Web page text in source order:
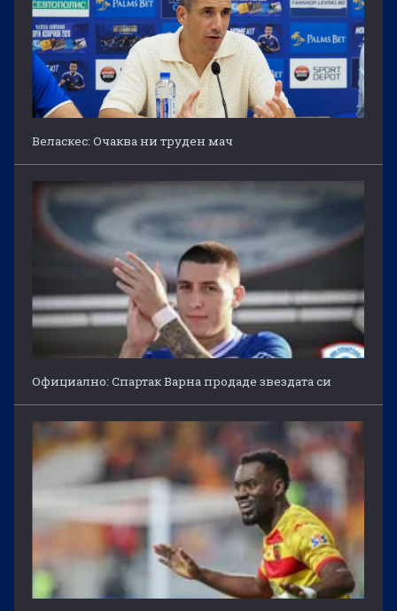
Веласкес: Очаква ни труден мач
Официално: Спартак Варна продаде звездата си